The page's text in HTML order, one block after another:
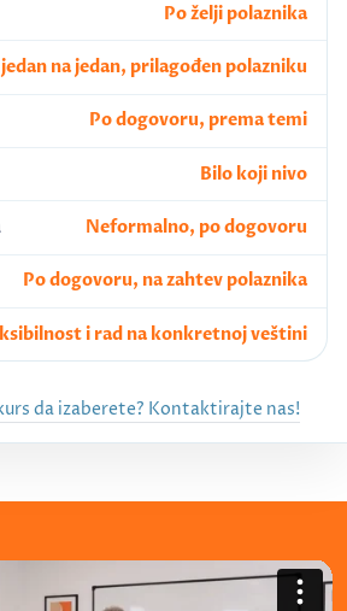
Po želji polaznika
jedan na jedan, prilagođen polazniku
Po dogovoru, prema temi
Bilo koji nivo
Neformalno, po dogovoru
Po dogovoru, na zahtev polaznika
i rad na konkretnoj veštini
da izaberete? Kontaktirajte nas!